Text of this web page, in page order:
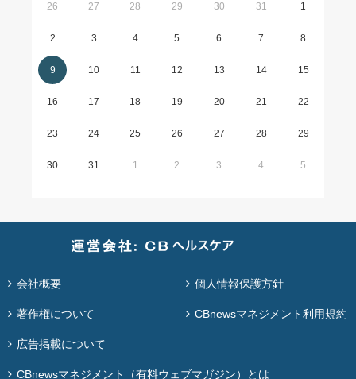
26 27 28 29 30 31 1
2 3 4 5 6 7 8
9 10 11 12 13 14 15
16 17 18 19 20 21 22
23 24 25 26 27 28 29
30 31 1 2 3 4 5
会社概要 個人情報保護方針
著作権について CBnewsマネジメント利用規約
広告掲載について
CBnewsマネジメント（有料ウェブマガジン）とは